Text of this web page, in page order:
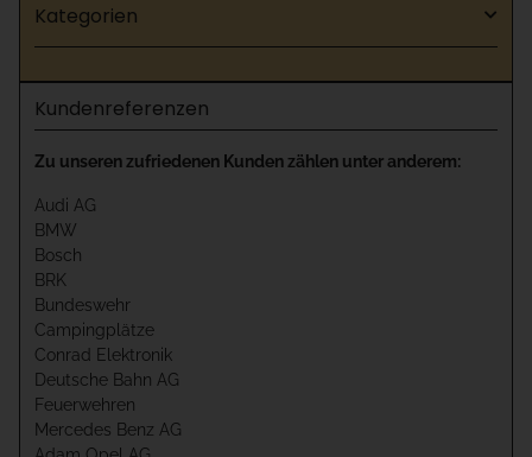
Kategorien
Kundenreferenzen
Zu unseren zufriedenen Kunden zählen unter anderem:
Audi AG
BMW
Bosch
BRK
Bundeswehr
Campingplätze
Conrad Elektronik
Deutsche Bahn AG
Feuerwehren
Mercedes Benz AG